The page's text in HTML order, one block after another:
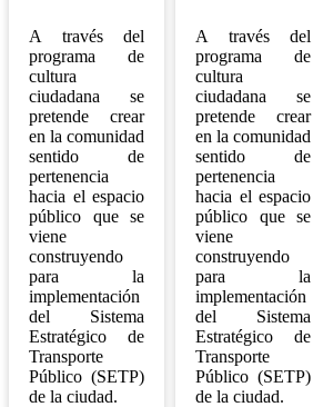
A través del
programa de
cultura
ciudadana se
pretende crear
en la comunidad
sentido de
pertenencia
hacia el espacio
público que se
viene
construyendo
para la
implementación
del Sistema
Estratégico de
Transporte
Público (SETP)
de la ciudad.
A través del
programa de
cultura
ciudadana se
pretende crear
en la comunidad
sentido de
pertenencia
hacia el espacio
público que se
viene
construyendo
para la
implementación
del Sistema
Estratégico de
Transporte
Público (SETP)
de la ciudad.